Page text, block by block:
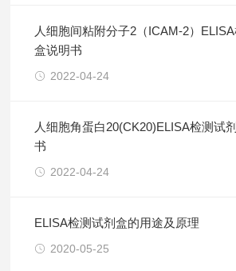
人细胞间粘附分子2（ICAM-2）
盒说明书
2022-04-24
人细胞角蛋白20(CK20)ELISA检测试
书
2022-04-24
ELISA检测试剂盒的用途及原理
2020-05-25